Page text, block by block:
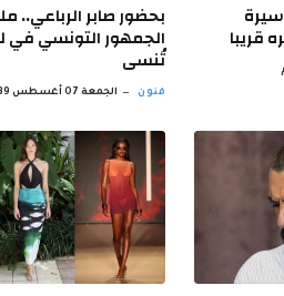
سيرة
قريبا
بحضور صابر الرباعي..
الجمهور التونسي في
تُنسى
فنون الجمعة 07 أغسطس 12:39 م